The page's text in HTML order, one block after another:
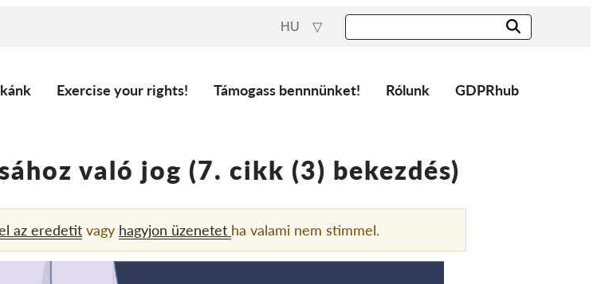
HU
Exercise your rights! Támogass bennnünket! Rólunk GDPRhub
való jog (7. cikk (3) bekezdés)
az eredetit vagy hagyjon üzenetet ha valami nem stimmel.